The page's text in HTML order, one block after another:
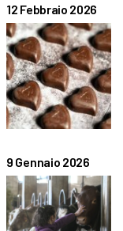
12 Febbraio 2026
9 Gennaio 2026